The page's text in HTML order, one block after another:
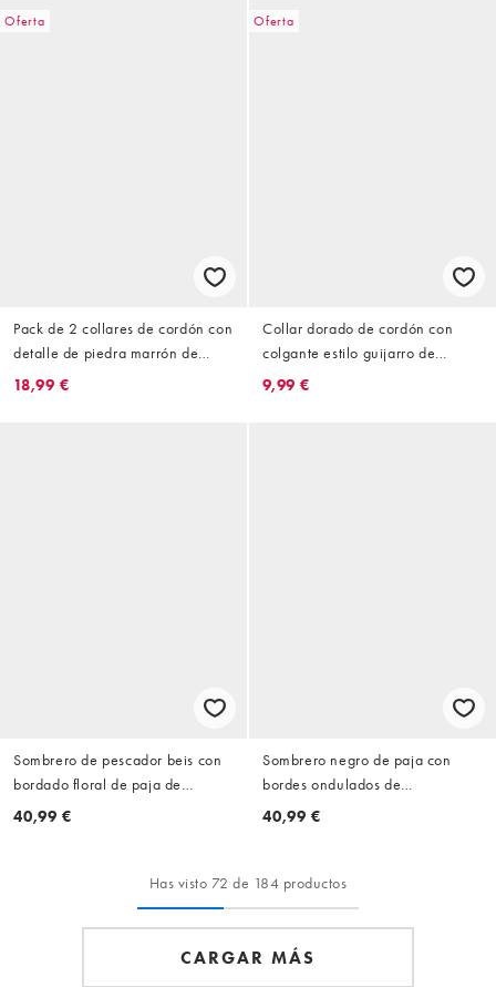
Oferta
Pack de 2 collares de cordón con
detalle de piedra marrón de
Accessorize
18,99 €
Oferta
Collar dorado de cordón con
colgante estilo guijarro de
Accessorize
9,99 €
Sombrero de pescador beis con
bordado floral de paja de
Accessorize
40,99 €
Sombrero negro de paja con
bordes ondulados de
Accessorize
40,99 €
Has visto 72 de 184 productos
CARGAR MÁS